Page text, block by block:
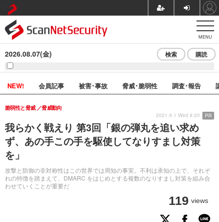
MENU
2026.08.07(金) 検索 購読
NEW! 会員記事 被害･事故 脅威･脆弱性 調査･報告
我らかく戦えり 第3回「銀の弾丸を追い求め
ず、あの手この手を駆使してなりすまし対策
を」
攻撃と防御の非対称性はこの世界では周知の事実。不利は承知の上で、それぞ
れの特徴を踏まえて、DMARC をはじめとする複数のなりすまし対策を組み合
わせていくことが重要だ
脆弱性と脅威 脅威動向
119 views
2021.9.1 Wed 8:20 PR